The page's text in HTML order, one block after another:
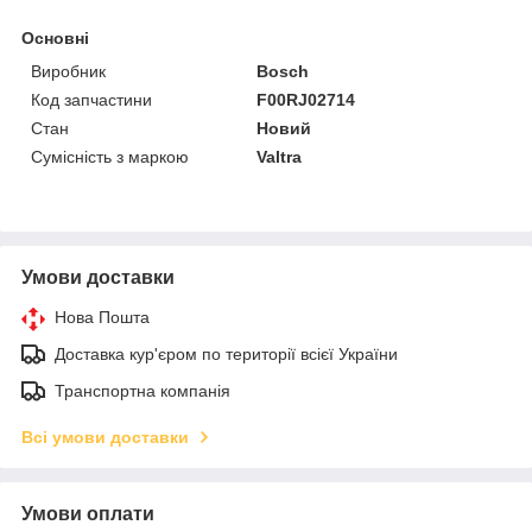
Основні
Виробник
Bosch
Код запчастини
F00RJ02714
Стан
Новий
Сумісність з маркою
Valtra
Умови доставки
Нова Пошта
Доставка кур'єром по території всієї України
Транспортна компанія
Всі умови доставки
Умови оплати